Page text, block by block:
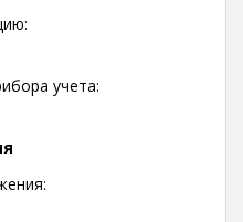
учета: